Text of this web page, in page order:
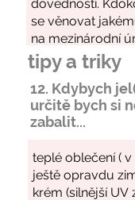
tipy a triky
12. Kdybych
určitě bych si
zabalit...